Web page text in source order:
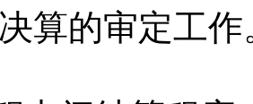
算的审定工作